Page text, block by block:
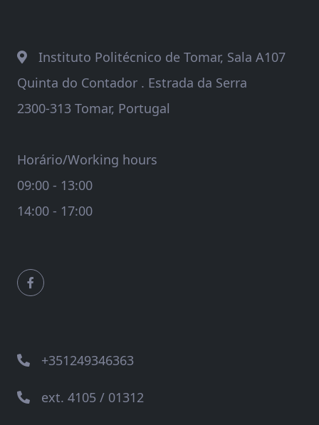
Instituto Politécnico de Tomar, Sala A107
Quinta do Contador . Estrada da Serra
2300-313 Tomar, Portugal
Horário/Working hours
09:00 - 13:00
14:00 - 17:00
+351249346363
ext. 4105 / 01312